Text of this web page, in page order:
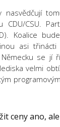
nasvědčují
CDU/CSU.
Koalice
asi
se jí
velmi
ceny ano,